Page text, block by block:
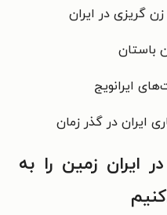
گریزی در ایران
باستان
ایرانویج
ایران در گذر زمان
ایران زمین را به